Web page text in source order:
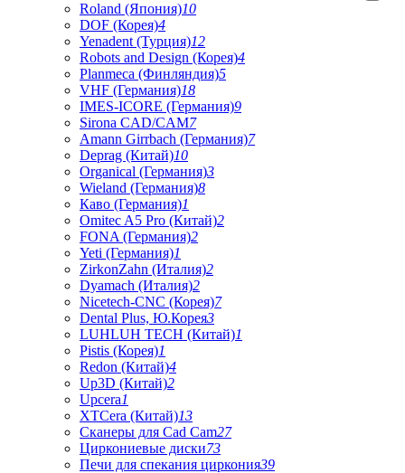
Roland (Япония)10
DOF (Корея)4
Yenadent (Турция)12
Robots and Design (Корея)4
Planmeca (Финляндия)5
VHF (Германия)18
IMES-ICORE (Германия)9
Sirona CAD/CAM7
Amann Girrbach (Германия)7
Deprag (Китай)10
Organical (Германия)3
Wieland (Германия)8
Каво (Германия)1
Omitec A5 Pro (Китай)2
FONA (Германия)2
Yeti (Германия)1
ZirkonZahn (Италия)2
Dyamach (Италия)2
Nicetech-CNC (Корея)7
Dental Plus, Ю.Корея3
LUHLUH TECH (Китай)1
Pistis (Корея)1
Redon (Китай)4
Up3D (Китай)2
Upcera1
XTCera (Китай)13
Сканеры для Cad Cam27
Циркониевые диски73
Печи для спекания циркония39